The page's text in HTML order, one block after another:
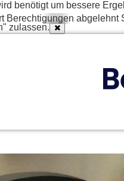
benötigt um bessere
zulassen.